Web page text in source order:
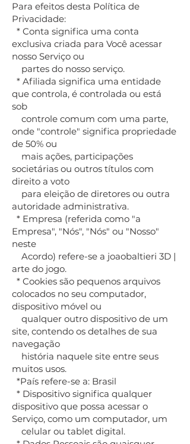
Para efeitos desta Política de
Privacidade:
* Conta significa uma conta
exclusiva criada para Você acessar
nosso Serviço ou
partes do nosso serviço.
* Afiliada significa uma entidade
que controla, é controlada ou está
sob
controle comum com uma parte,
onde "controle" significa propriedade
de 50% ou
mais ações, participações
societárias ou outros títulos com
direito a voto
para eleição de diretores ou outra
autoridade administrativa.
* Empresa (referida como "a
Empresa", "Nós", "Nós" ou "Nosso"
neste
Acordo) refere-se a joaobaltieri 3D |
arte do jogo.
* Cookies são pequenos arquivos
colocados no seu computador,
dispositivo móvel ou
qualquer outro dispositivo de um
site, contendo os detalhes de sua
navegação
história naquele site entre seus
muitos usos.
*País refere-se a: Brasil
* Dispositivo significa qualquer
dispositivo que possa acessar o
Serviço, como um computador, um
celular ou tablet digital.